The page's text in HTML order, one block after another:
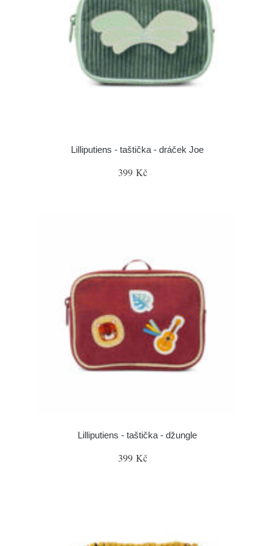
Lilliputiens - taštička - dráček Joe
399 Kč
Lilliputiens - taštička - džungle
399 Kč